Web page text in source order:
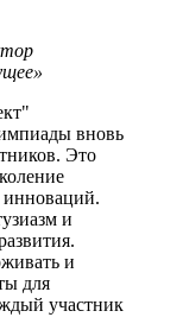
вновь
Это
инноваций.
и
и
для
участник